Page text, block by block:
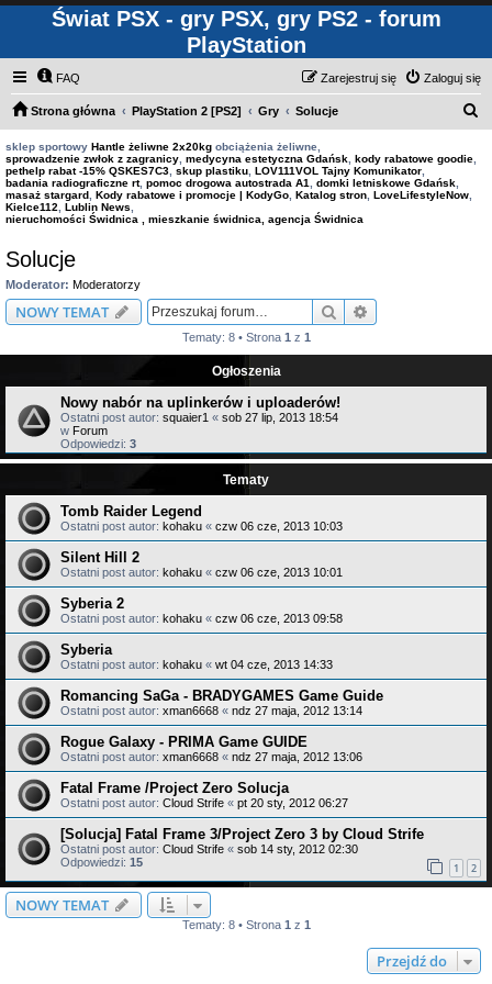
Świat PSX - gry PSX, gry PS2 - forum
PlayStation
FAQ Zaloguj się
Zarejestruj się
Strona główna PlayStation 2 [PS2] Gry Solucje
sklep sportowy Hantle żeliwne 2x20kg obciążenia żeliwne,
sprowadzenie zwłok z zagranicy medycyna estetyczna Gdańsk kody rabatowe goodie
pethelp rabat -15% QSKES7C3 skup plastiku LOV111VOL Tajny Komunikator
badania radiograficzne rt, pomoc drogowa autostrada A1 domki letniskowe Gdańsk
masaż stargard Kody rabatowe i promocje | KodyGo Katalog stron LoveLifestyleNow
Kielce112
Lublin News
nieruchomości Świdnica , mieszkanie świdnica, agencja Świdnica
Solucje
Moderator: Moderatorzy
NOWY TEMAT Szukaj
Tematy: 8 • Strona 1 z 1
Ogłoszenia
Nowy nabór na uplinkerów i uploaderów!
Ostatni post autor: squaier1 « sob 27 lip, 2013 18:54
w Forum
Odpowiedzi: 3
Tematy
Tomb Raider Legend
Ostatni post autor: kohaku « czw 06 cze, 2013 10:03
Silent Hill 2
Ostatni post autor: kohaku « czw 06 cze, 2013 10:01
Syberia 2
Ostatni post autor: kohaku « czw 06 cze, 2013 09:58
Syberia
Ostatni post autor: kohaku « wt 04 cze, 2013 14:33
Romancing SaGa - BRADYGAMES Game Guide
Ostatni post autor: xman6668 « ndz 27 maja, 2012 13:14
Rogue Galaxy - PRIMA Game GUIDE
Ostatni post autor: xman6668 « ndz 27 maja, 2012 13:06
Fatal Frame /Project Zero Solucja
Ostatni post autor: Cloud Strife « pt 20 sty, 2012 06:27
[Solucja] Fatal Frame 3/Project Zero 3 by Cloud Strife
Ostatni post autor: Cloud Strife « sob 14 sty, 2012 02:30
Odpowiedzi: 15 1 2
NOWY TEMAT
Tematy: 8 • Strona 1 z 1
Przejdź do